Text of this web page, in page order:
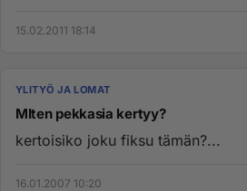
15.02.2011 18:14
YLITYÖ JA LOMAT
MIten pekkasia kertyy?
kertoisiko joku fiksu tämän?...
16.01.2007 10:20